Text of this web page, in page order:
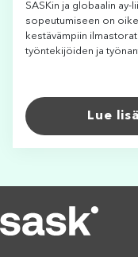
SASKin ja globaalin
sopeutumiseen on
kestävämpiin
työntekijöiden ja
Lue